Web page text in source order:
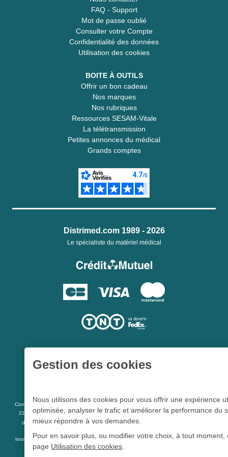
FAQ - Support
Mot de passe oublié
Consulter votre Compte
Confidentialité des données
Utilisation des cookies
BOITE À OUTILS
Offrir un bon cadeau
Nos marques
Nos rubriques
Ressources SESAM-Vitale
La télétransmission
Petites annonces du médical
Grands comptes
Distrimed.com 1989 - 2026
Le spécialiste du matériel médical
Conformément aux articles L 5213-3 du code de la santé publique et à l’arrêté du
21 décembre 2012 fixant la liste des dispositifs médicaux qui peuvent faire l’objet
d’une publicité auprès du public, et à l'articleR 5213-1
tous les dispositifs médicaux présents sur ce site peuvent faire l'objet d'une publicité
destinée au public.
Gestion des cookies
Nous utilisons des cookies pour vous offrir une expérience
optimisée, analyser le trafic et améliorer la performance du
mieux répondre à vos demandes.
Pour en savoir plus, ou modifier votre choix, à tout moment,
page Utilisation des cookies